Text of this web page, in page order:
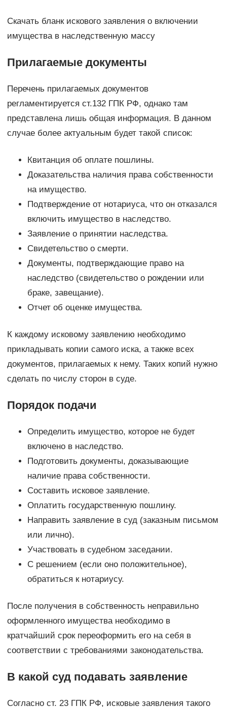
Скачать бланк искового заявления о включении
имущества в наследственную массу
Прилагаемые документы
Перечень прилагаемых документов
регламентируется ст.132 ГПК РФ, однако там
представлена лишь общая информация. В данном
случае более актуальным будет такой список:
Квитанция об оплате пошлины.
Доказательства наличия права собственности
на имущество.
Подтверждение от нотариуса, что он отказался
включить имущество в наследство.
Заявление о принятии наследства.
Свидетельство о смерти.
Документы, подтверждающие право на
наследство (свидетельство о рождении или
браке, завещание).
Отчет об оценке имущества.
К каждому исковому заявлению необходимо
прикладывать копии самого иска, а также всех
документов, прилагаемых к нему. Таких копий нужно
сделать по числу сторон в суде.
Порядок подачи
Определить имущество, которое не будет
включено в наследство.
Подготовить документы, доказывающие
наличие права собственности.
Составить исковое заявление.
Оплатить государственную пошлину.
Направить заявление в суд (заказным письмом
или лично).
Участвовать в судебном заседании.
С решением (если оно положительное),
обратиться к нотариусу.
После получения в собственность неправильно
оформленного имущества необходимо в
кратчайший срок переоформить его на себя в
соответствии с требованиями законодательства.
В какой суд подавать заявление
Согласно ст. 23 ГПК РФ, исковые заявления такого